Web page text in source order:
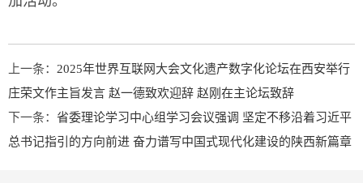
上一条： 2025年世界互联网大会文化遗产数字化论坛在西安举行
庄荣文作主旨发言 赵一德致欢迎辞 赵刚在主论坛致辞
下一条： 省委理论学习中心组学习会议强调 坚定不移沿着习近平
总书记指引的方向前进 奋力谱写中国式现代化建设的陕西新篇章